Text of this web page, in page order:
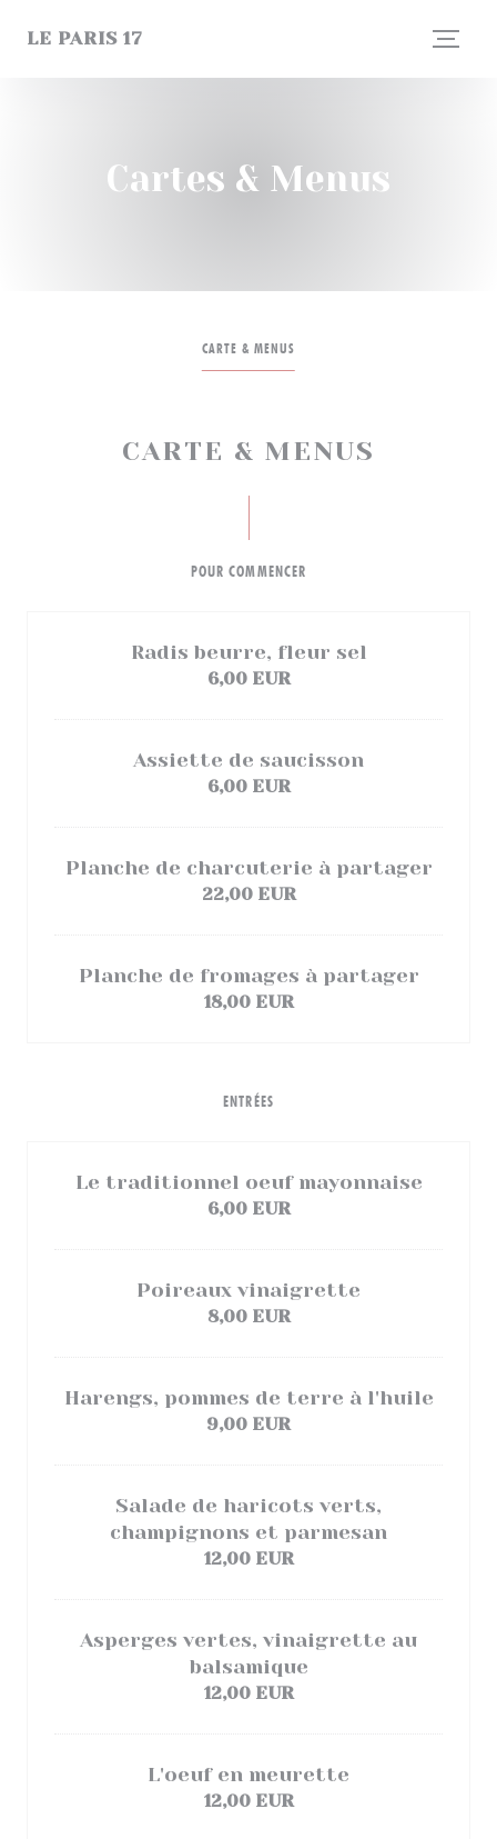
LE PARIS 17
Cartes & Menus
CARTE & MENUS
CARTE & MENUS
POUR COMMENCER
Radis beurre, fleur sel
6,00 EUR
Assiette de saucisson
6,00 EUR
Planche de charcuterie à partager
22,00 EUR
Planche de fromages à partager
18,00 EUR
ENTRÉES
Le traditionnel oeuf mayonnaise
6,00 EUR
Poireaux vinaigrette
8,00 EUR
Harengs, pommes de terre à l'huile
9,00 EUR
Salade de haricots verts,
champignons et parmesan
12,00 EUR
Asperges vertes, vinaigrette au
balsamique
12,00 EUR
L'oeuf en meurette
12,00 EUR